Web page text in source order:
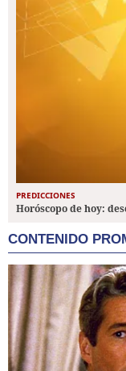
PREDICCIONES
Horóscopo de hoy:
CONTENIDO